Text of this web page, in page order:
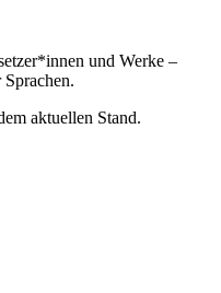
und Werke –
Sprachen.
aktuellen Stand.